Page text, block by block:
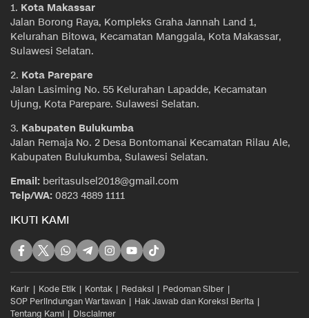
1. Kota Makassar
Jalan Borong Raya, Kompleks Graha Jannah Land 1,
Kelurahan Bitowa, Kecamatan Manggala, Kota Makassar,
Sulawesi Selatan.
2. Kota Parepare
Jalan Lasiming No. 55 Kelurahan Lapadde, Kecamatan
Ujung, Kota Parepare. Sulawesi Selatan.
3. Kabupaten Bulukumba
Jalan Remaja No. 2 Desa Bontomanai Kecamatan Rilau Ale,
Kabupaten Bulukumba, Sulawesi Selatan.
Email: beritasulsel2018@gmail.com
Telp/WA: 0823 4889 1111
IKUTI KAMI
Karir Kode Etik Kontak Redaksi
Pedoman Siber
SOP Perlindungan Wartawan
Hak Jawab dan Koreksi Berita
Tentang Kami
Disclaimer